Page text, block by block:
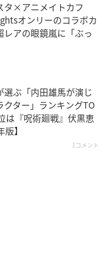
タ×アニメイトカフ
オンリーのコラボカ
レアの眼鏡嵐に「ぶっ
選ぶ「内田雄馬が演じ
クター」ランキングTO
は『呪術廻戦』伏黒恵
版】
1コメント